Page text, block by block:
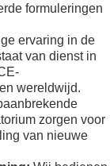
formuleringen
ervaring in de
van dienst in
wereldwijd.
zorgen voor
van nieuwe